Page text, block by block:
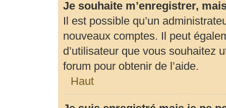
Je souhaite m’enregistrer,
Il est possible qu’un
nouveaux comptes. Il peut
d’utilisateur que vous souhaitez
forum pour obtenir de l’aide.
Haut